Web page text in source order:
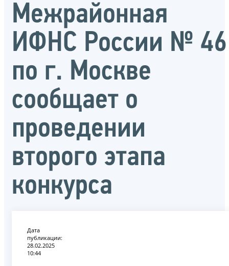
Межрайонная
ИФНС России № 46
по г. Москве
сообщает о
проведении
второго этапа
конкурса
Дата
публикации:
28.02.2025
10:44